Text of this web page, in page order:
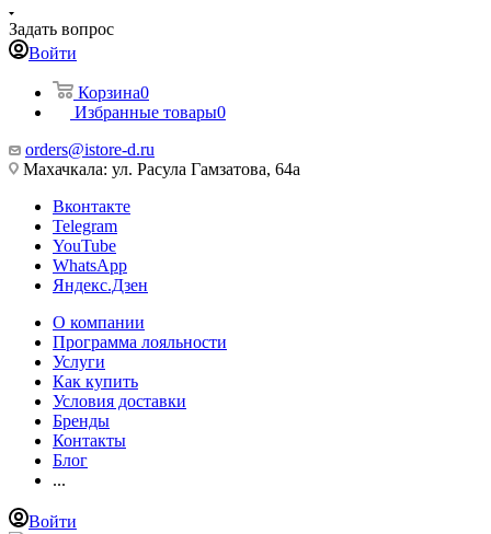
Задать вопрос
Войти
Корзина0
Избранные товары0
orders@istore-d.ru
Махачкала: ул. Расула Гамзатова, 64а
Вконтакте
Telegram
YouTube
WhatsApp
Яндекс.Дзен
О компании
Программа лояльности
Услуги
Как купить
Условия доставки
Бренды
Контакты
Блог
...
Войти